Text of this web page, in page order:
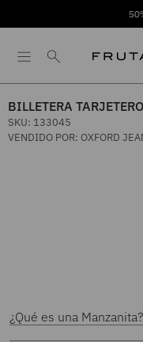
BILLETERA
SKU: 133045
VENDIDO POR: OXFORD
¿Qué es una Manzanita?